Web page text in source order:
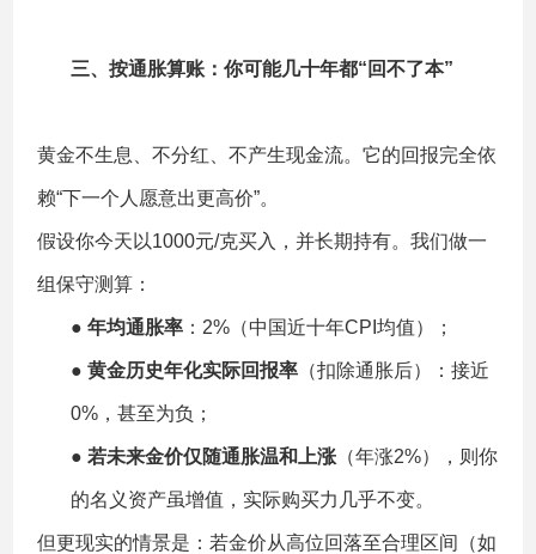
三、 按通胀算账：你可能几十年都“回不了本”
黄金不生息、不分红、不产生现金流。它的回报完全依
赖“下一个人愿意出更高价”。
假设你今天以1000元/克买入，并长期持有。我们做一
组保守测算：
● 年均通胀率 ：2%（中国近十年CPI均值）；
● 黄金历史年化实际回报率 （扣除通胀后）：接近
0%，甚至为负；
● 若未来金价仅随通胀温和上涨 （年涨2%），则你
的名义资产虽增值，实际购买力几乎不变。
但更现实的情景是：若金价从高位回落至合理区间（如